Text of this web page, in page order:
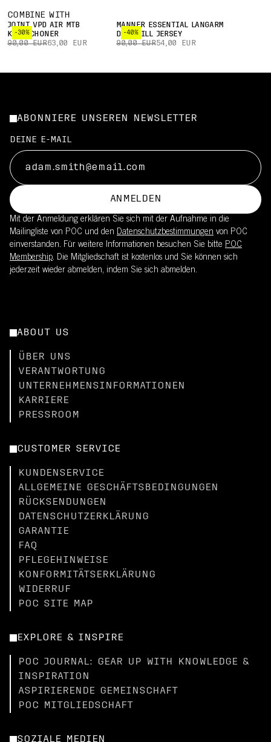
COMBINE WITH
-30%
JOINT VPD AIR MTB
KNIESCHONER
90,00 EUR63,00 EUR
-40%
MÄNNER ESSENTIAL LANGARM
DOWNHILL JERSEY
90,00 EUR54,00 EUR
ABONNIERE UNSEREN NEWSLETTER
DEINE E-MAIL
ANMELDEN
Mit der Anmeldung erklären Sie sich mit der Aufnahme in die
Mailingliste von POC und den Datenschutzbestimmungen von POC
einverstanden. Für weitere Informationen besuchen Sie bitte POC
Membership. Die Mitgliedschaft ist kostenlos und Sie können sich
jederzeit wieder abmelden, indem Sie sich abmelden.
ABOUT US
ÜBER UNS
VERANTWORTUNG
UNTERNEHMENSINFORMATIONEN
KARRIERE
PRESSROOM
CUSTOMER SERVICE
KUNDENSERVICE
ALLGEMEINE GESCHÄFTSBEDINGUNGEN
RÜCKSENDUNGEN
DATENSCHUTZERKLÄRUNG
GARANTIE
FAQ
PFLEGEHINWEISE
KONFORMITÄTSERKLÄRUNG
WIDERRUF
POC SITE MAP
EXPLORE & INSPIRE
POC JOURNAL: GEAR UP WITH KNOWLEDGE &
INSPIRATION
ASPIRIERENDE GEMEINSCHAFT
POC MITGLIEDSCHAFT
SOZIALE MEDIEN